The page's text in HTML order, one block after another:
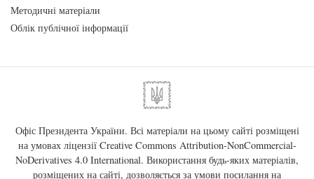
Методичні матеріали
Облік публічної інформації
Офіс Президента України. Всі матеріали на цьому сайті розміщені
на умовах ліцензії Creative Commons Attribution-NonCommercial-
NoDerivatives 4.0 International. Використання будь-яких матеріалів,
розміщених на сайті, дозволяється за умови посилання на